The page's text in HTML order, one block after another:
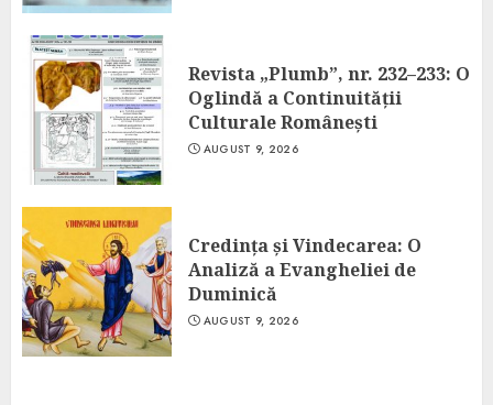
Revista „Plumb”, nr. 232–233: O
Oglindă a Continuității
Culturale Românești
AUGUST 9, 2026
Credința și Vindecarea: O
Analiză a Evangheliei de
Duminică
AUGUST 9, 2026